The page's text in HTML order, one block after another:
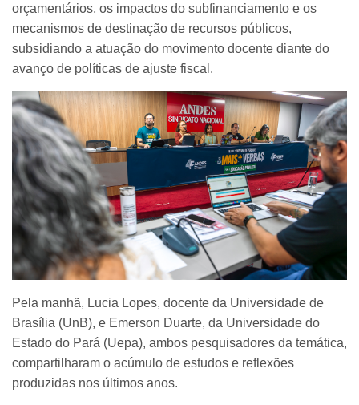
orçamentários, os impactos do subfinanciamento e os
mecanismos de destinação de recursos públicos,
subsidiando a atuação do movimento docente diante do
avanço de políticas de ajuste fiscal.
Pela manhã, Lucia Lopes, docente da Universidade de
Brasília (UnB), e Emerson Duarte, da Universidade do
Estado do Pará (Uepa), ambos pesquisadores da temática,
compartilharam o acúmulo de estudos e reflexões
produzidas nos últimos anos.